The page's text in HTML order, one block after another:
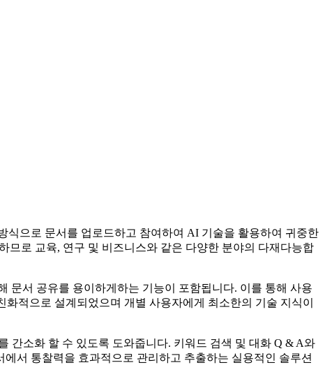
식으로 문서를 업로드하고 참여하여 AI 기술을 활용하여 귀중한
므로 교육, 연구 및 비즈니스와 같은 다양한 분야의 다재다능합
문서 공유를 용이하게하는 기능이 포함됩니다. 이를 통해 사용
적으로 설계되었으며 개별 사용자에게 최소한의 기술 지식이
간소화 할 수 있도록 도와줍니다. 키워드 검색 및 대화 Q & A와
서 통찰력을 효과적으로 관리하고 추출하는 실용적인 솔루션